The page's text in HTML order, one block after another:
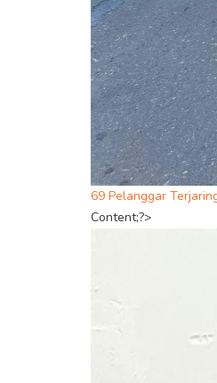
69 Pelanggar
Content;?>